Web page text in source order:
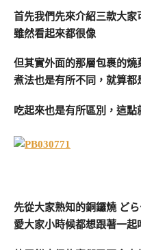
首先我們先來介紹三款大家
雖然看起來都很像
但其實外面的那層包裹的
煮法也是有所不同，就算都
吃起來也是有所區別，這
先從大家熟知的銅鑼燒 ど
愛大家小時候都想跟著一起